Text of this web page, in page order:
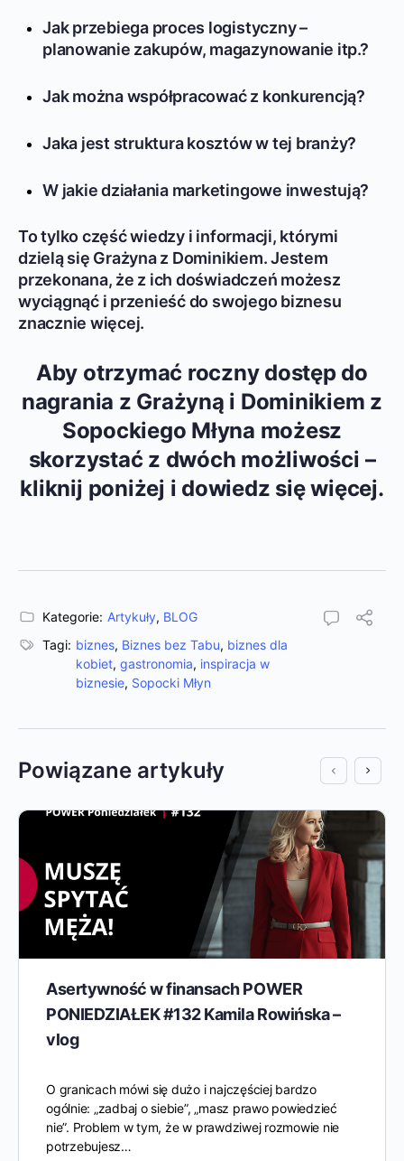
Jak przebiega proces logistyczny –
planowanie zakupów, magazynowanie itp.?
Jak można współpracować z konkurencją?
Jaka jest struktura kosztów w tej branży?
W jakie działania marketingowe inwestują?
To tylko część wiedzy i informacji, którymi
dzielą się Grażyna z Dominikiem. Jestem
przekonana, że z ich doświadczeń możesz
wyciągnąć i przenieść do swojego biznesu
znacznie więcej.
Aby otrzymać roczny dostęp do
nagrania z Grażyną i Dominikiem z
Sopockiego Młyna możesz
skorzystać z dwóch możliwości –
kliknij poniżej i dowiedz się więcej.
Kategorie: Artykuły, BLOG
Tagi: biznes, Biznes bez Tabu, biznes dla
kobiet, gastronomia, inspiracja w
biznesie, Sopocki Młyn
Powiązane artykuły
Asertywność w finansach POWER
PONIEDZIAŁEK #132 Kamila Rowińska –
vlog
O granicach mówi się dużo i najczęściej bardzo
ogólnie: „zadbaj o siebie”, „masz prawo powiedzieć
nie”. Problem w tym, że w prawdziwej rozmowie nie
potrzebujesz…